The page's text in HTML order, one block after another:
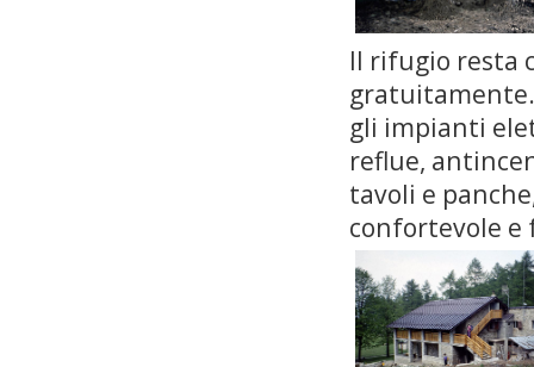
Il rifugio resta
gli impianti
reflue,
tavoli e
confortevole e